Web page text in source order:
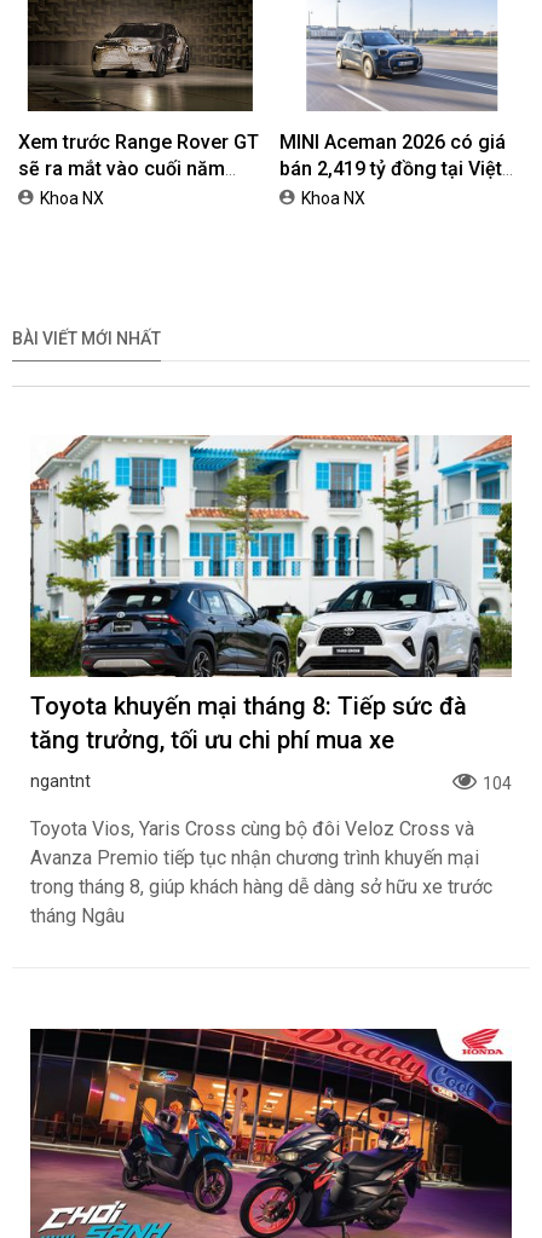
Xem trước Range Rover GT
sẽ ra mắt vào cuối năm
2026Khoa NX
MINI Aceman 2026 có giá
bán 2,419 tỷ đồng tại Việt
NamKhoa NX
BÀI VIẾT MỚI NHẤT
Toyota khuyến mại tháng 8: Tiếp sức đà
tăng trưởng, tối ưu chi phí mua xe
ngantnt 104
Toyota Vios, Yaris Cross cùng bộ đôi Veloz Cross và
Avanza Premio tiếp tục nhận chương trình khuyến mại
trong tháng 8, giúp khách hàng dễ dàng sở hữu xe trước
tháng Ngâu